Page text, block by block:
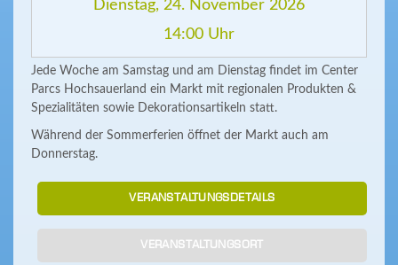
Dienstag, 24. November 2026
14:00 Uhr
Jede Woche am Samstag und am Dienstag findet im Center
Parcs Hochsauerland ein Markt mit regionalen Produkten &
Spezialitäten sowie Dekorationsartikeln statt.
Während der Sommerferien öffnet der Markt auch am
Donnerstag.
VERANSTALTUNGSDETAILS
VERANSTALTUNGSORT